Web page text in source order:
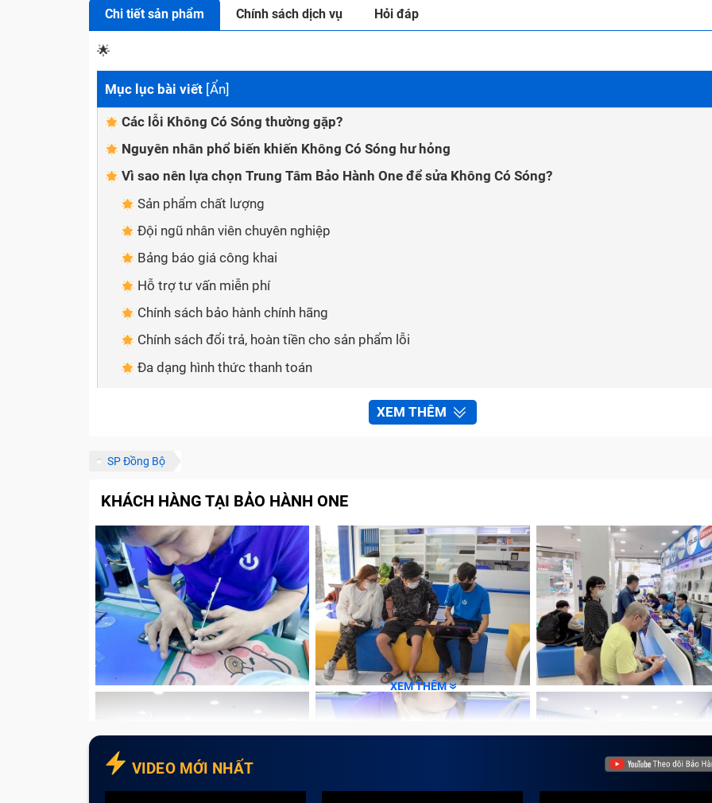
Chi tiết sản phẩm Chính sách dịch vụ Hỏi đáp
🌟
Mục lục bài viết [Ẩn]
Các lỗi Không Có Sóng thường gặp?
Nguyên nhân phổ biến khiến Không Có Sóng hư hỏng
Vì sao nên lựa chọn Trung Tâm Bảo Hành One để sửa Không Có Sóng?
Sản phẩm chất lượng
Đội ngũ nhân viên chuyên nghiệp
Bảng báo giá công khai
Hỗ trợ tư vấn miễn phí
Chính sách bảo hành chính hãng
Chính sách đổi trả, hoàn tiền cho sản phẩm lỗi
Đa dạng hình thức thanh toán
Cách thức để liên hệ với Trung Tâm Bảo Hành One
Những lưu ý để sửa chữa Không Có Sóng nhanh chóng tại Trung Tâm Bảo Hành One
Gọi điện để được tư vấn trước khi đến
Đặt trước lịch hẹn
Xem trước bảng báo giá
Kiểm tra sản phẩm thuộc diện bảo hành
Với tính chất công việc cần làm việc trên màn hình máy đủ rộng nhưng vừa có thể thuận tiện di
Tablet chính là lựa chọn tuyệt vời cho khách hàng. Tuy nhiên, trong quá trình sử dụng vì nhiều lý do
dẫn đến máy tablet bị hư hỏng và ảnh hưởng đến học tập hay công việc. Sửa chữa Không Có Sóng
Các lỗi Không Có Sóng thường gặp?
XEM THÊM
SP Đồng Bộ
KHÁCH HÀNG TẠI BẢO HÀNH ONE
XEM THÊM
VIDEO MỚI NHẤT